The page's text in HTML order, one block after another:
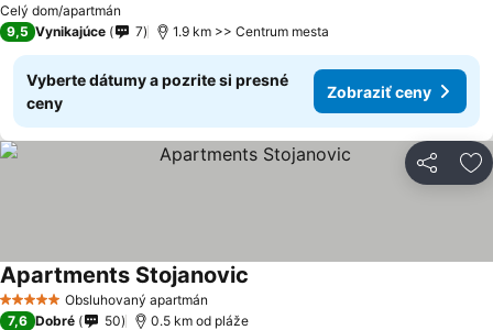
Celý dom/apartmán
9,5 Vynikajúce 7 1.9 km >> Centrum mesta
Vyberte dátumy a pozrite si presné
ceny
Zobraziť ceny
Zdieľať
5 Počet hviezdičiekObsluhovaný apartmán
Apartments Stojanovic
7,6 Dobré 50 0.5 km od pláže